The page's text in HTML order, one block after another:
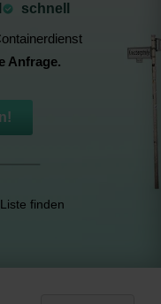
schnell
Anfrage.
finden